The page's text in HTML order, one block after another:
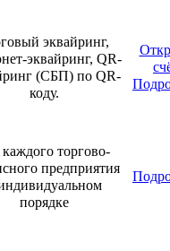
эквайринг,
эквайринг, QR-
(СБП) по QR-
коду.
каждого торгово-
предприятия
порядке